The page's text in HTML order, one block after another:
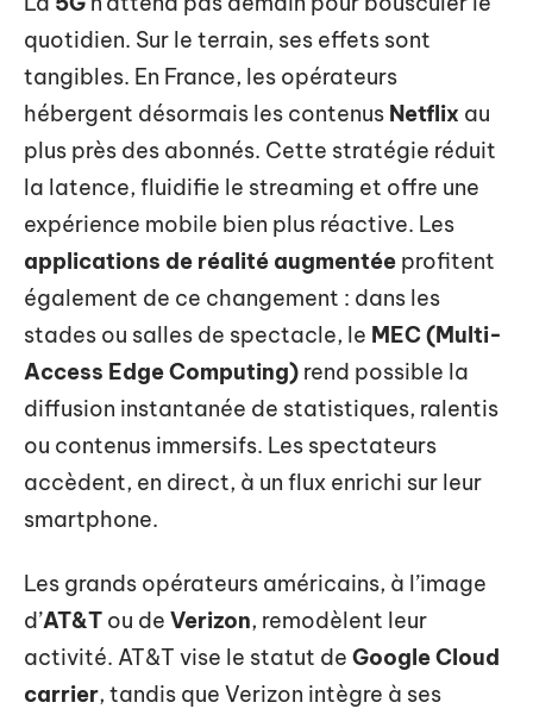
quotidien. Sur le terrain, ses effets sont
tangibles. En France, les opérateurs
hébergent désormais les contenus Netflix au
plus près des abonnés. Cette stratégie réduit
la latence, fluidifie le streaming et offre une
expérience mobile bien plus réactive. Les
applications de réalité augmentée profitent
également de ce changement : dans les
stades ou salles de spectacle, le MEC (Multi-
Access Edge Computing) rend possible la
diffusion instantanée de statistiques, ralentis
ou contenus immersifs. Les spectateurs
accèdent, en direct, à un flux enrichi sur leur
smartphone.
Les grands opérateurs américains, à l’image
d’AT&T ou de Verizon, remodèlent leur
activité. AT&T vise le statut de Google Cloud
carrier, tandis que Verizon intègre à ses